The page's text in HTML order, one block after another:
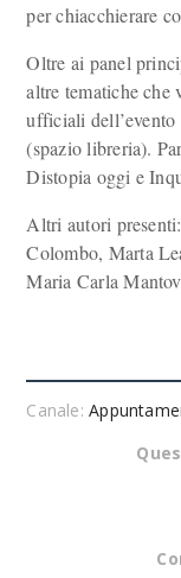
per chiacchierare
Oltre ai panel
altre tematiche che
ufficiali dell’evento
(spazio libreria).
Distopia oggi e
Altri autori
Colombo, Marta
Maria Carla
Canale: